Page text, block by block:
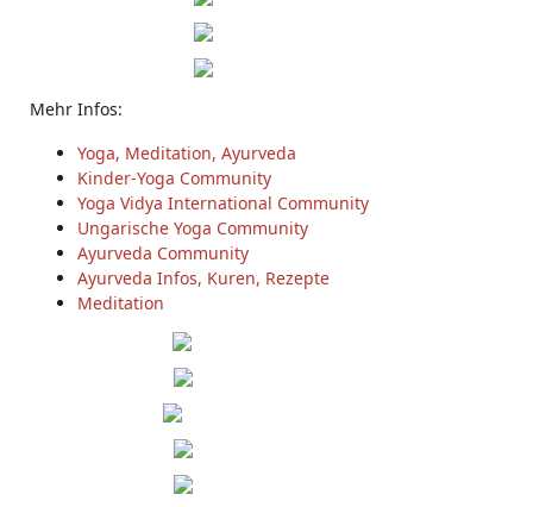
Mehr Infos:
Yoga, Meditation, Ayurveda
Kinder-Yoga Community
Yoga Vidya International Community
Ungarische Yoga Community
Ayurveda Community
Ayurveda Infos, Kuren, Rezepte
Meditation